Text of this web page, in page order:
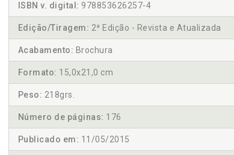
ISBN v. digital: 978853626257-4
Edição/Tiragem: 2ª Edição - Revista e Atualizada
Acabamento: Brochura
Formato: 15,0x21,0 cm
Peso: 218grs.
Número de páginas: 176
Publicado em: 11/05/2015